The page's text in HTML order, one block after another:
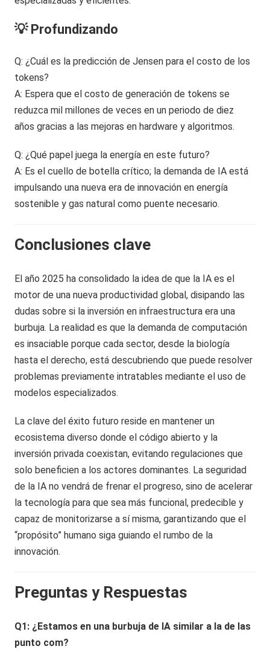
💡 Profundizando
Q: ¿Cuál es la predicción de Jensen para el costo de los
tokens?
A: Espera que el costo de generación de tokens se
reduzca mil millones de veces en un periodo de diez
años gracias a las mejoras en hardware y algoritmos.
Q: ¿Qué papel juega la energía en este futuro?
A: Es el cuello de botella crítico; la demanda de IA está
impulsando una nueva era de innovación en energía
sostenible y gas natural como puente necesario.
Conclusiones clave
El año 2025 ha consolidado la idea de que la IA es el
motor de una nueva productividad global, disipando las
dudas sobre si la inversión en infraestructura era una
burbuja. La realidad es que la demanda de computación
es insaciable porque cada sector, desde la biología
hasta el derecho, está descubriendo que puede resolver
problemas previamente intratables mediante el uso de
modelos especializados.
La clave del éxito futuro reside en mantener un
ecosistema diverso donde el código abierto y la
inversión privada coexistan, evitando regulaciones que
solo beneficien a los actores dominantes. La seguridad
de la IA no vendrá de frenar el progreso, sino de acelerar
la tecnología para que sea más funcional, predecible y
capaz de monitorizarse a sí misma, garantizando que el
“propósito” humano siga guiando el rumbo de la
innovación.
Preguntas y Respuestas
Q1: ¿Estamos en una burbuja de IA similar a la de las
punto com?